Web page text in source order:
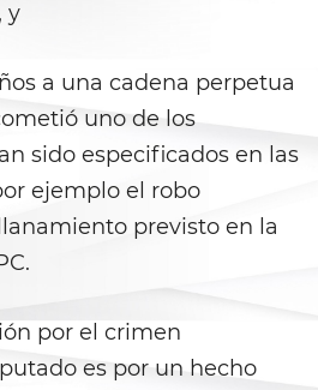
Penetration
with a Minor
By Force/Fear
and Solicitation
y
a una cadena perpetua
uno de los
sido especificados en las
ejemplo el robo
previsto en la
por el crimen
es por un hecho